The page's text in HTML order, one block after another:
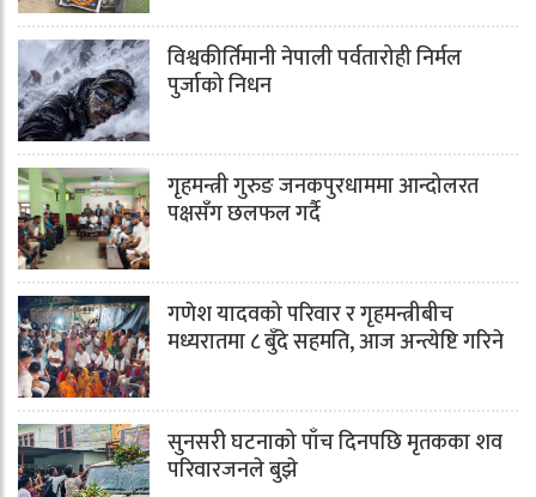
विश्वकीर्तिमानी नेपाली पर्वतारोही निर्मल
पुर्जाको निधन
गृहमन्त्री गुरुङ जनकपुरधाममा आन्दोलरत
पक्षसँग छलफल गर्दै
गणेश यादवको परिवार र गृहमन्त्रीबीच
मध्यरातमा ८ बुँदे सहमति, आज अन्त्येष्टि गरिने
सुनसरी घटनाको पाँच दिनपछि मृतकका शव
परिवारजनले बुझे